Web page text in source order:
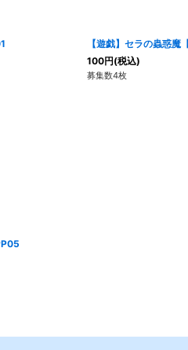
【遊戯】セラの蟲惑
100円(税込)
募集数4枚